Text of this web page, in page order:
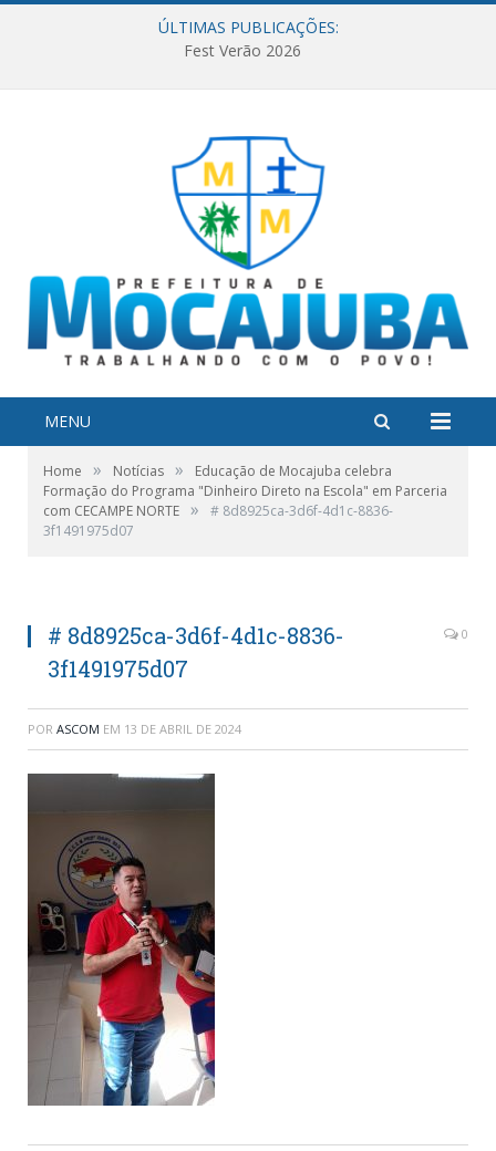
ÚLTIMAS PUBLICAÇÕES:
Fest Verão 2026
MENU
Home » Notícias »
Educação de Mocajuba celebra
Formação do Programa "Dinheiro Direto na Escola" em Parceria
com CECAMPE NORTE »
# 8d8925ca-3d6f-4d1c-8836-
3f1491975d07
# 8d8925ca-3d6f-4d1c-8836-
3f1491975d07
0
POR ASCOM EM 13 DE ABRIL DE 2024